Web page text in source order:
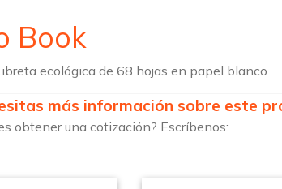
Book
ecológica de 68 hojas en papel blanco
más información sobre este
obtener una cotización? Escríbenos: